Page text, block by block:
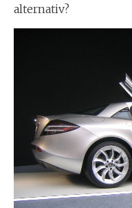
alternativ?